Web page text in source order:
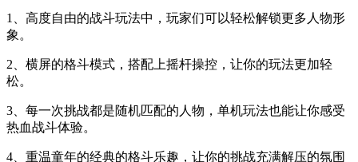
1、高度自由的战斗玩法中，玩家们可以轻松解锁更多人物形
象。
2、横屏的格斗模式，搭配上摇杆操控，让你的玩法更加轻
松。
3、每一次挑战都是随机匹配的人物，单机玩法也能让你感受
热血战斗体验。
4、重温童年的经典的格斗乐趣，让你的挑战充满解压的氛围